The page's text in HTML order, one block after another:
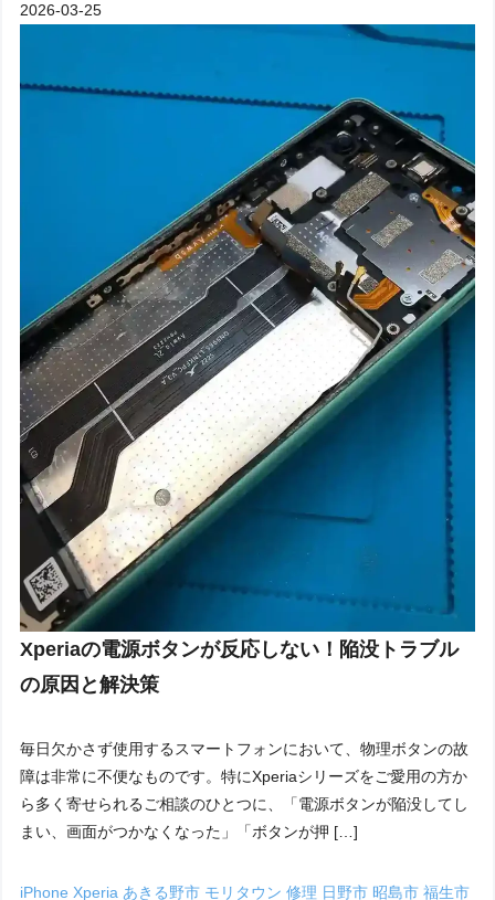
2026-03-25
Xperiaの電源ボタンが反応しない！陥没トラブル
の原因と解決策
毎日欠かさず使用するスマートフォンにおいて、物理ボタンの故
障は非常に不便なものです。特にXperiaシリーズをご愛用の方か
ら多く寄せられるご相談のひとつに、「電源ボタンが陥没してし
まい、画面がつかなくなった」「ボタンが押 […]
iPhone Xperia あきる野市 モリタウン修理 日野市 昭島市福生市